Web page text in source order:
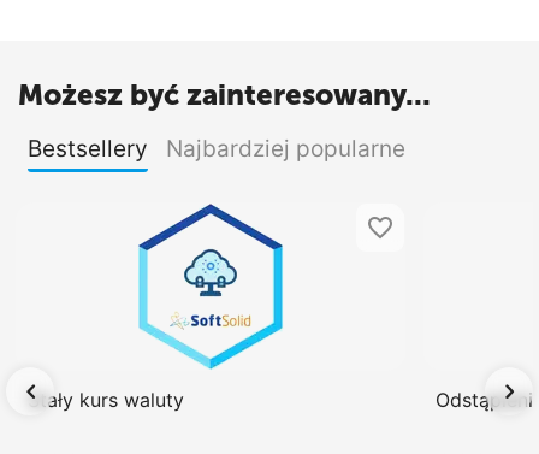
Możesz być zainteresowany...
Bestsellery Najbardziej popularne
Stały kurs waluty